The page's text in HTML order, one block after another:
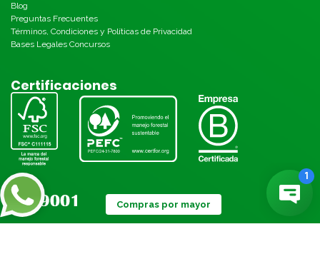
Blog
Preguntas Frecuentes
Términos, Condiciones y Políticas de Privacidad
Bases Legales Concursos
Certificaciones
Compras por mayor